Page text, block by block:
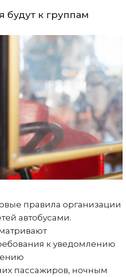
будут к группам
правила организации
автобусами.
к уведомлению
пассажиров, ночным